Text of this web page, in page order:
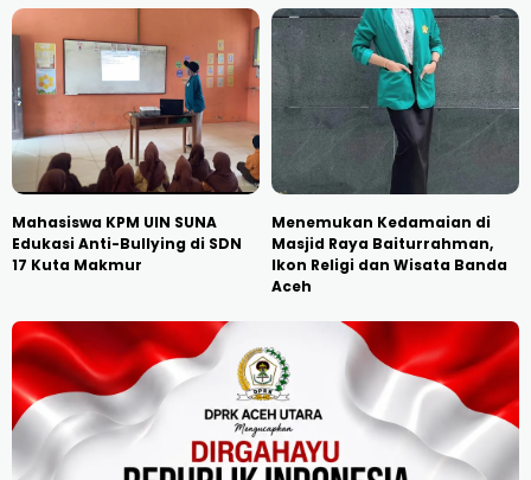
Mahasiswa KPM UIN SUNA
Edukasi Anti-Bullying di SDN
17 Kuta Makmur
Menemukan Kedamaian di
Masjid Raya Baiturrahman,
Ikon Religi dan Wisata Banda
Aceh